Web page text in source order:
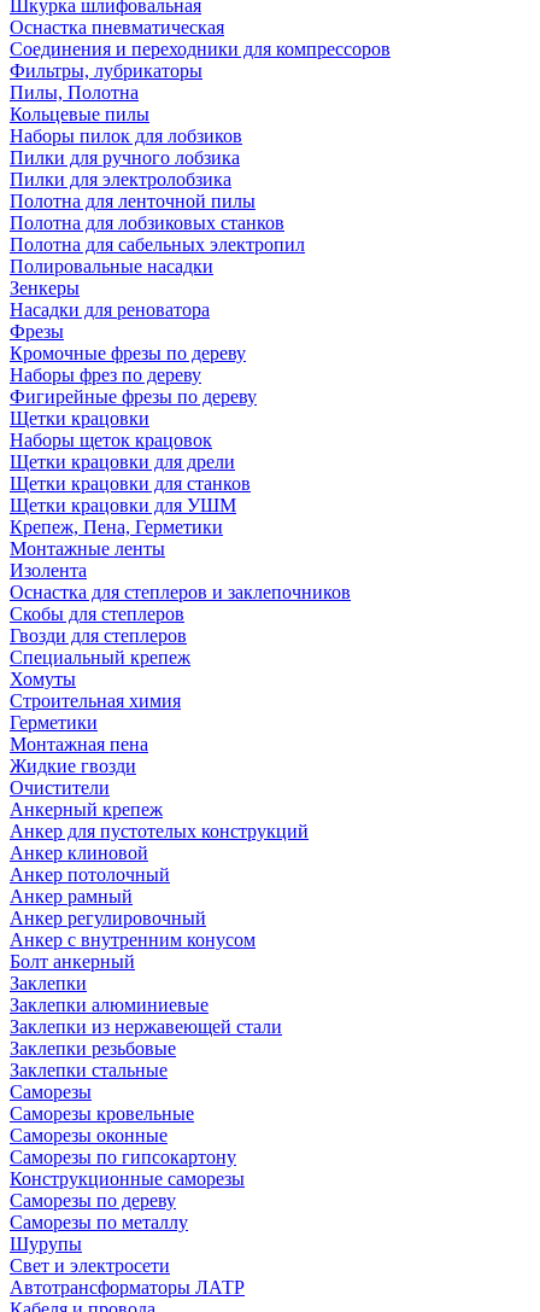
Шкурка шлифовальная
Оснастка пневматическая
Соединения и переходники для компрессоров
Фильтры, лубрикаторы
Пилы, Полотна
Кольцевые пилы
Наборы пилок для лобзиков
Пилки для ручного лобзика
Пилки для электролобзика
Полотна для ленточной пилы
Полотна для лобзиковых станков
Полотна для сабельных электропил
Полировальные насадки
Зенкеры
Насадки для реноватора
Фрезы
Кромочные фрезы по дереву
Наборы фрез по дереву
Фигирейные фрезы по дереву
Щетки крацовки
Наборы щеток крацовок
Щетки крацовки для дрели
Щетки крацовки для станков
Щетки крацовки для УШМ
Крепеж, Пена, Герметики
Монтажные ленты
Изолента
Оснастка для степлеров и заклепочников
Скобы для степлеров
Гвозди для степлеров
Специальный крепеж
Хомуты
Строительная химия
Герметики
Монтажная пена
Жидкие гвозди
Очистители
Анкерный крепеж
Анкер для пустотелых конструкций
Анкер клиновой
Анкер потолочный
Анкер рамный
Анкер регулировочный
Анкер с внутренним конусом
Болт анкерный
Заклепки
Заклепки алюминиевые
Заклепки из нержавеющей стали
Заклепки резьбовые
Заклепки стальные
Саморезы
Саморезы кровельные
Саморезы оконные
Саморезы по гипсокартону
Конструкционные саморезы
Саморезы по дереву
Саморезы по металлу
Шурупы
Свет и электросети
Автотрансформаторы ЛАТР